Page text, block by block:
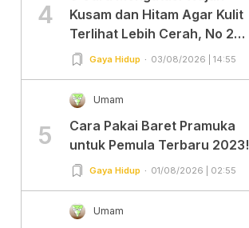
4
Kusam dan Hitam Agar Kulit
Terlihat Lebih Cerah, No 2
Gampang Banget dan Mudah
Gaya Hidup 03/08/2026 | 14:55
5
Umam
Cara Pakai Baret Pramuka
untuk Pemula Terbaru 2023!
Gaya Hidup 01/08/2026 | 02:55
Umam